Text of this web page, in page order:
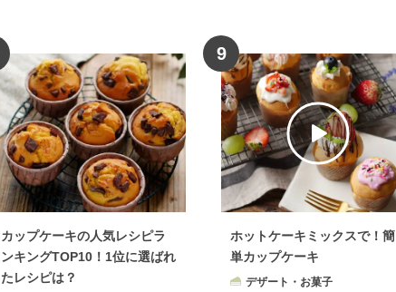
カップケーキの人気レシピラ
ンキングTOP10！1位に選ばれ
たレシピは？
9
ホットケーキミックスで！簡
単カップケーキ
デザート・お菓子